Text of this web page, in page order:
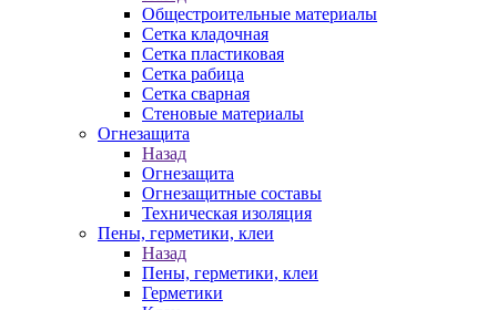
Общестроительные материалы
Сетка кладочная
Сетка пластиковая
Сетка рабица
Сетка сварная
Стеновые материалы
Огнезащита
Назад
Огнезащита
Огнезащитные составы
Техническая изоляция
Пены, герметики, клеи
Назад
Пены, герметики, клеи
Герметики